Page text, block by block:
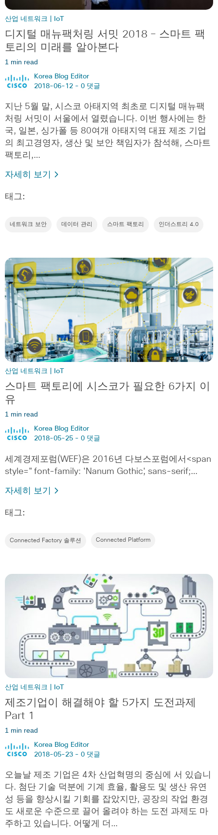
산업 네트워크 | IoT
디지털 매뉴팩처링 서밋 2018 – 스마트 팩
토리의 미래를 알아본다
1 min read
Korea Blog Editor
2018-06-12 - 0 댓글
지난 5월 말, 시스코 아태지역 최초로 디지털 매뉴팩
처링 서밋이 서울에서 열렸습니다. 이번 행사에는 한
국, 일본, 싱가폴 등 80여개 아태지역 대표 제조 기업
의 최고경영자, 생산 및 보안 책임자가 참석해, 스마트
팩토리,…
자세히 보기
태그:
네트워크 보안 데이터 관리 스마트 팩토리 인더스트리 4.0
산업 네트워크 | IoT
스마트 팩토리에 시스코가 필요한 6가지 이
유
1 min read
Korea Blog Editor
2018-05-25 - 0 댓글
세계경제포럼(WEF)은 2016년 다보스포럼에서<span
style="font-family: 'Nanum Gothic', sans-serif;…
자세히 보기
태그:
Connected Factory 솔루션 Connected Platform
산업 네트워크 | IoT
제조기업이 해결해야 할 5가지 도전과제
Part 1
1 min read
Korea Blog Editor
2018-05-23 - 0 댓글
오늘날 제조 기업은 4차 산업혁명의 중심에 서 있습니
다. 첨단 기술 덕분에 기계 효율, 활용도 및 생산 유연
성 등을 향상시킬 기회를 잡았지만, 공장의 작업 환경
도 새로운 수준으로 끌어 올려야 하는 도전 과제도 마
주하고 있습니다. 어떻게 더…